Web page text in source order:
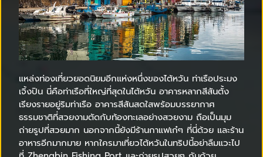
แหล่งท่องเที่ยวยอดนิยมอีกแห่งหนึ่งของไต้หวัน ท่าเรือประมง
เจิ้งปิน นี่คือท่าเรือที่ใหญ่ที่สุดในไต้หวัน อาคารหลากสีสันตั้ง
เรียงรายอยู่ริมท่าเรือ อาคารสีสันสดใสพร้อมบรรยากาศ
ธรรมชาติที่สวยงามตัดกับท้องทะเลอย่างสวยงาม ถือเป็นมุม
ถ่ายรูปที่สวยมาก นอกจากนี้ยังมีร้านกาแฟเก๋ๆ ที่นี่ด้วย และร้าน
อาหารอีกมากมาย หากใครมาเที่ยวไต้หวันในทริปนี้อย่าลืมแวะไป